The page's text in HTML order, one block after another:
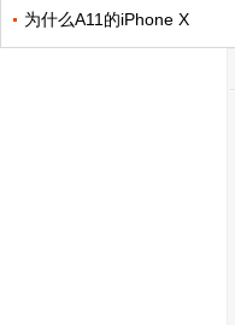
为什么A11的iPhone X